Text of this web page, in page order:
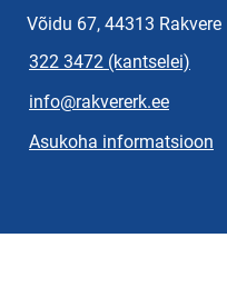
Võidu 67, 44313 Rakvere
322 3472 (kantselei)
info@rakvererk.ee
Asukoha informatsioon